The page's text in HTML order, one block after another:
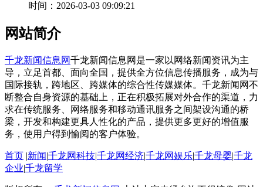
时间：2026-03-03 09:09:21
网站简介
千龙新闻信息网千龙新闻信息网是一家以网络新闻资讯为主
导，立足首都、面向全国，提供全方位信息传播服务，成为与
国际接轨，跨地区、跨媒体的综合性传媒媒体。千龙新闻网不
断整合自身资源的基础上，正在积极拓展对外合作的渠道，力
求在传统服务、网络服务和移动通讯服务之间架设沟通的桥
梁，开发和构建更具人性化的产品，提供更多更好的增值服
务，使用户得到愉阅的客户体验。
首页 |新闻|千龙网科技|千龙网经济|千龙网娱乐|千龙母婴|千龙
企业|千龙留学